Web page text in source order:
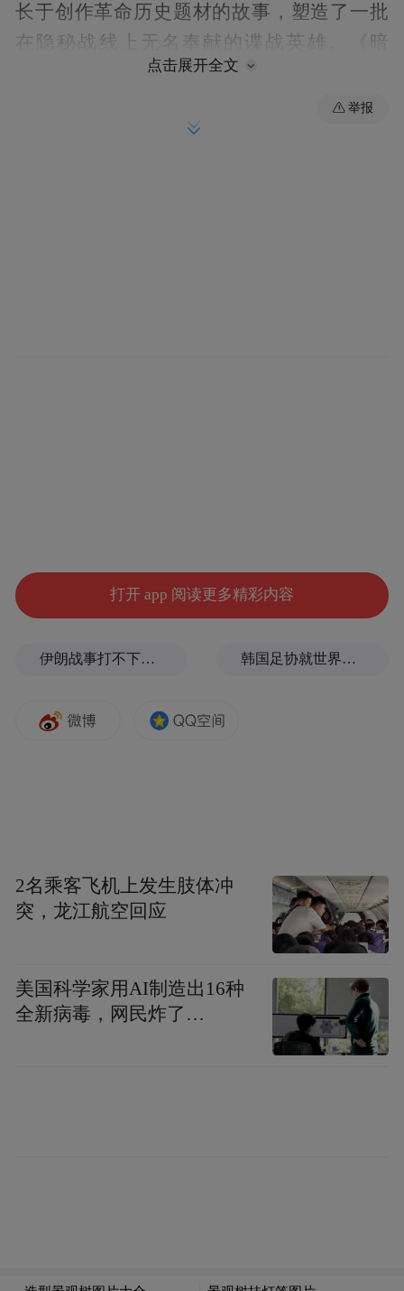
长于创作革命历史题材的故事，塑造了一批
在隐秘战线上无名奉献的谍战英雄。《暗
算》、《风声》等多部作品被改编成热门影
视剧更助他成为国内广受追捧的当红作家。
点击展开全文
举报
打开 app 阅读更多精彩内容
伊朗战事打不下去了？美军参联会主席力主“翻篇” 韩国足协就世界杯失利发布致歉信
2名乘客飞机上发生肢体冲
突，龙江航空回应
美国科学家用AI制造出16种
全新病毒，网民炸了…